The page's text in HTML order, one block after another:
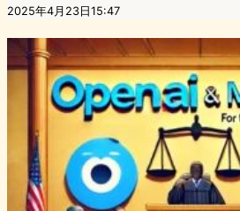
2025年4月23日15:47